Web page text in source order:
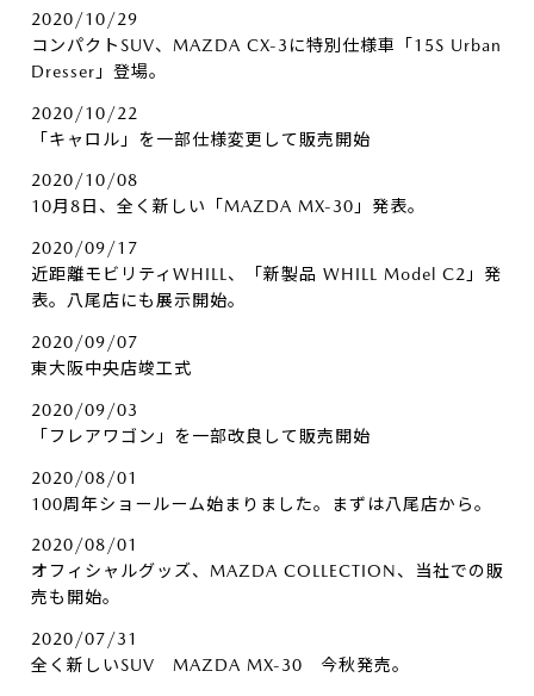
2020/10/29
コンパクトSUV、MAZDA CX-3に特別仕様車「15S Urban
Dresser」登場。
2020/10/22
「キャロル」を一部仕様変更して販売開始
2020/10/08
10月8日、全く新しい「MAZDA MX-30」発表。
2020/09/17
近距離モビリティWHILL、「新製品 WHILL Model C2」発
表。八尾店にも展示開始。
2020/09/07
東大阪中央店竣工式
2020/09/03
「フレアワゴン」を一部改良して販売開始
2020/08/01
100周年ショールーム始まりました。まずは八尾店から。
2020/08/01
オフィシャルグッズ、MAZDA COLLECTION、当社での販
売も開始。
2020/07/31
全く新しいSUV MAZDA MX-30 今秋発売。